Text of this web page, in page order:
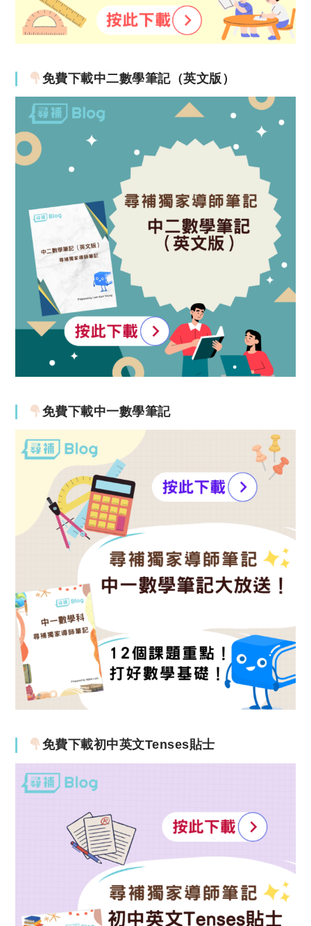
免費下載中二數學筆記（英文版）
免費下載中一數學筆記
免費下載初中英文Tenses貼士